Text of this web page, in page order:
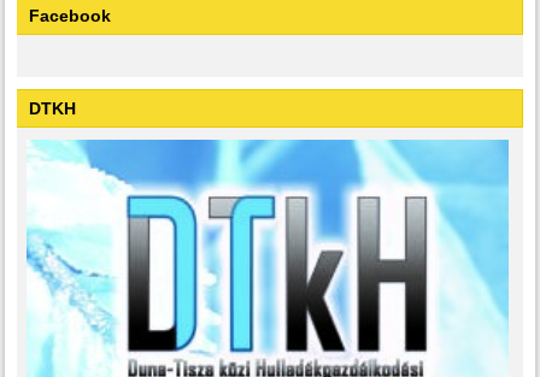
Facebook
DTKH